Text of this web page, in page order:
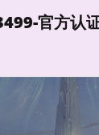
官方认